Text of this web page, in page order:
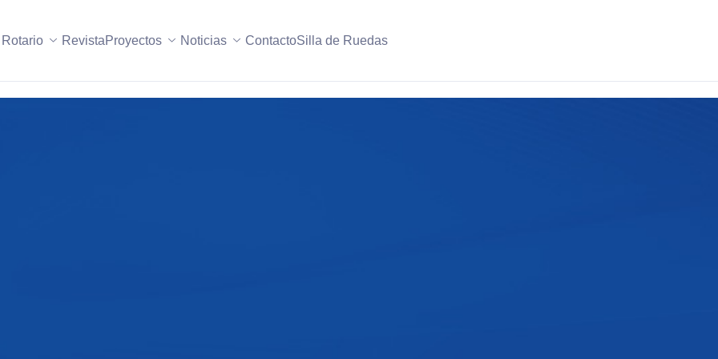
RevistaProyectos Noticias ContactoSilla de Ruedas